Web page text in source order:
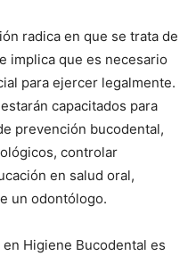
radica en que se trata de
implica que es necesario
para ejercer legalmente.
capacitados para
prevención bucodental,
controlar
en salud oral,
un odontólogo.
Higiene Bucodental es